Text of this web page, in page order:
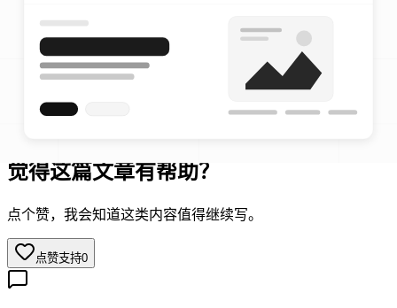
觉得这篇文章有帮助？
点个赞，我会知道这类内容值得继续写。
点赞支持0